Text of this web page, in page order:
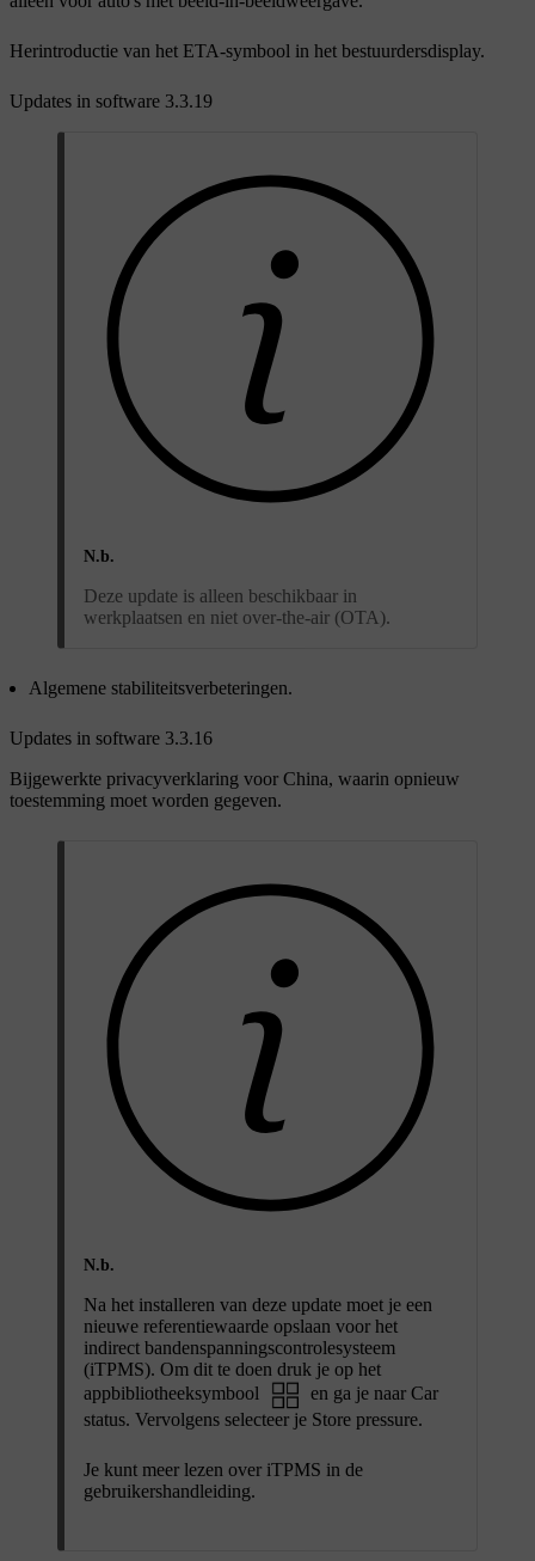
Herintroductie van het ETA-symbool in het bestuurdersdisplay.
Updates in software 3.3.19
N.b.
Deze update is alleen beschikbaar in
werkplaatsen en niet over-the-air (OTA).
Algemene stabiliteitsverbeteringen.
Updates in software 3.3.16
Bijgewerkte privacyverklaring voor China, waarin opnieuw
toestemming moet worden gegeven.
N.b.
Na het installeren van deze update moet je een
nieuwe referentiewaarde opslaan voor het
indirect bandenspanningscontrolesysteem
(iTPMS). Om dit te doen druk je op het
appbibliotheeksymbool
en ga je naar Car
status. Vervolgens selecteer je Store pressure.
Je kunt meer lezen over iTPMS in de
gebruikershandleiding.